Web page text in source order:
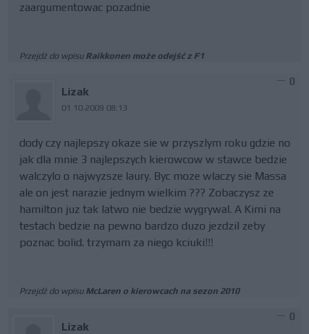
zaargumentowac pozadnie
Przejdź do wpisu Raikkonen może odejść z F1
Lizak
01.10.2009 08:13
0
dody czy najlepszy okaze sie w przyszlym roku gdzie no
jak dla mnie 3 najlepszych kierowcow w stawce bedzie
walczylo o najwyzsze laury. Byc moze wlaczy sie Massa
ale on jest narazie jednym wielkim ??? Zobaczysz ze
hamilton juz tak latwo nie bedzie wygrywal. A Kimi na
testach bedzie na pewno bardzo duzo jezdzil zeby
poznac bolid. trzymam za niego kciuki!!!
Przejdź do wpisu McLaren o kierowcach na sezon 2010
Lizak
0